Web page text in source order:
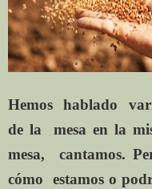
Hemos hablado
de la
mesa en la
mesa,
cantamos.
cómo
estamos o